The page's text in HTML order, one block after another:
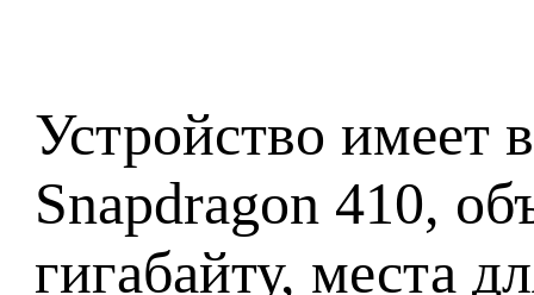
Устройство имеет
Snapdragon 410,
гигабайту, места